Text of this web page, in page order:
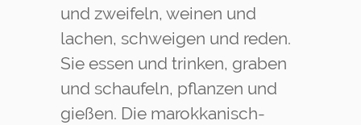
und zweifeln, weinen und
lachen, schweigen und reden.
Sie essen und trinken, graben
und schaufeln, pflanzen und
gießen. Die marokkanisch-